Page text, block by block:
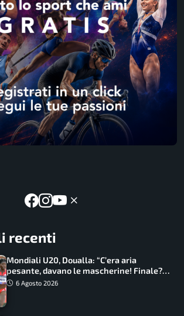
recenti
Mondiali U20, Doualla: “C’era aria
pesante, davano le mascherine! Finale?
Non ho nulla da perdere”
6 Agosto 2026